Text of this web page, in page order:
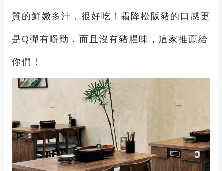
質的鮮嫩多汁，很好吃！霜降松阪豬的口感更
是Q彈有嚼勁，而且沒有豬腥味，這家推薦給
你們！